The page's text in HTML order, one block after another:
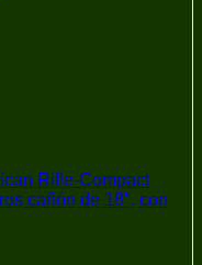
Rifle-Compact
cañón de 18″, con